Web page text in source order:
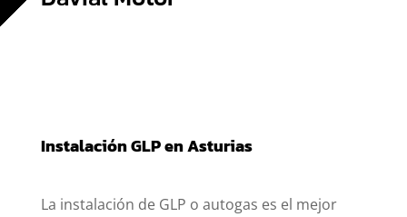
Instalación GLP en Asturias
La instalación de GLP o autogas es el mejor